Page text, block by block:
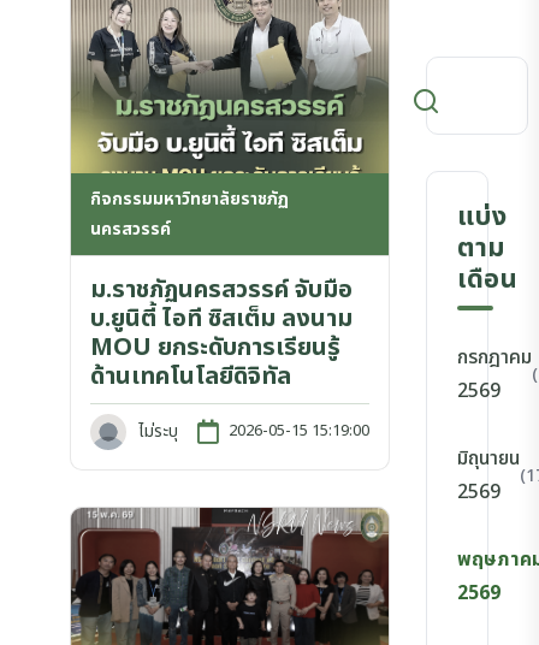
กิจกรรมมหาวิทยาลัยราชภัฏ
นครสวรรค์
ม.ราชภัฏนครสวรรค์ จับมือ
บ.ยูนิตี้ ไอที ซิสเต็ม ลงนาม
MOU ยกระดับการเรียนรู้
ด้านเทคโนโลยีดิจิทัล
ไม่ระบุ 2026-05-15 15:19:00
แบ่ง
ตาม
เดือน
กรกฎาคม
2569
มิถุนายน
2569
พฤษภาค
2569